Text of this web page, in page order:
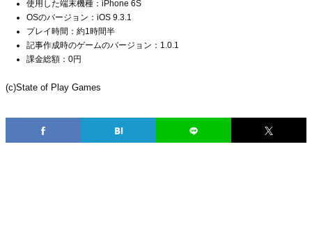
使用した端末機種：iPhone 6S
OSのバージョン：iOS 9.3.1
プレイ時間：約1時間半
記事作成時のゲームのバージョン：1.0.1
課金総額：0円
(c)State of Play Games